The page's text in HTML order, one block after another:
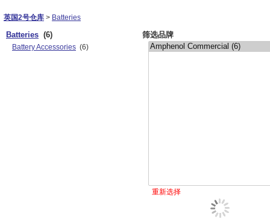
英国2号仓库 > Batteries
Batteries (6)
Battery Accessories (6)
筛选品牌
重新选择